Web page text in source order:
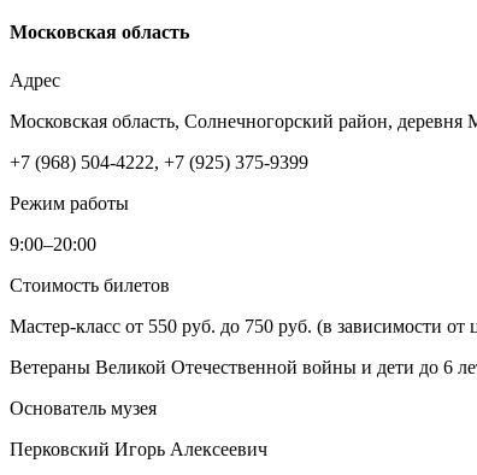
Московская область
Адрес
Московская область, Солнечногорский район,
+7 (968) 504-4222, +7 (925) 375-9399
Режим работы
9:00–20:00
Стоимость билетов
Мастер-класс от 550 руб. до 750 руб. (в зависимости
Ветераны Великой Отечественной войны и дети до 6
Основатель музея
Перковский Игорь Алексеевич